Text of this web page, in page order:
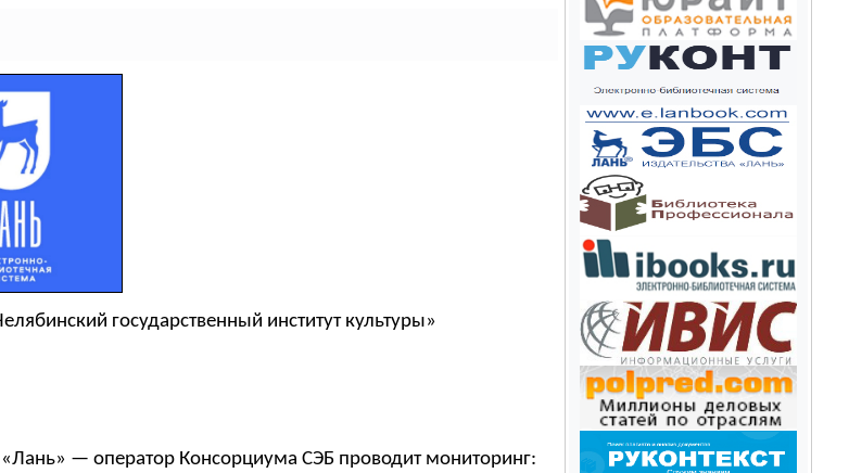
государственный институт культуры»
— оператор Консорциума СЭБ проводит мониторинг: